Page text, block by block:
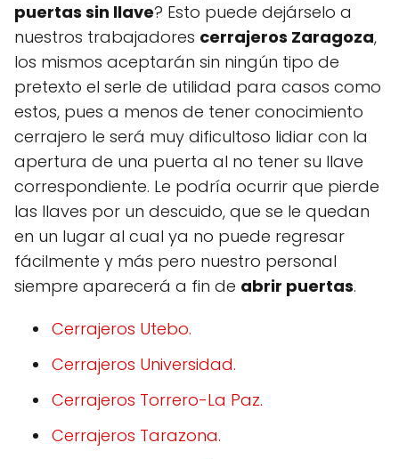
puertas sin llave? Esto puede dejárselo a
nuestros trabajadores cerrajeros Zaragoza,
los mismos aceptarán sin ningún tipo de
pretexto el serle de utilidad para casos como
estos, pues a menos de tener conocimiento
cerrajero le será muy dificultoso lidiar con la
apertura de una puerta al no tener su llave
correspondiente. Le podría ocurrir que pierde
las llaves por un descuido, que se le quedan
en un lugar al cual ya no puede regresar
fácilmente y más pero nuestro personal
siempre aparecerá a fin de abrir puertas.
Cerrajeros Utebo.
Cerrajeros Universidad.
Cerrajeros Torrero-La Paz.
Cerrajeros Tarazona.